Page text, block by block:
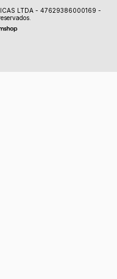
LTDA - 47629386000169 -